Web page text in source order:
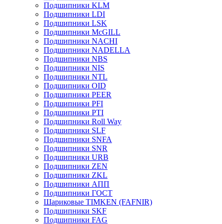
Подшипники KLM
Подшипники LDI
Подшипники LSK
Подшипники McGILL
Подшипники NACHI
Подшипники NADELLA
Подшипники NBS
Подшипники NIS
Подшипники NTL
Подшипники OID
Подшипники PEER
Подшипники PFI
Подшипники PTI
Подшипники Roll Way
Подшипники SLF
Подшипники SNFA
Подшипники SNR
Подшипники URB
Подшипники ZEN
Подшипники ZKL
Подшипники АПП
Подшипники ГОСТ
Шариковые ТІMKEN (FAFNIR)
Подшипники SKF
Подшипники FAG